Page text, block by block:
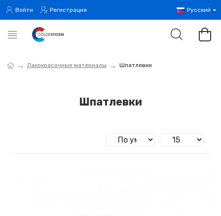
Войти Регистрация Русский
Лакокрасочные материалы Шпатлевки
Шпатлевки